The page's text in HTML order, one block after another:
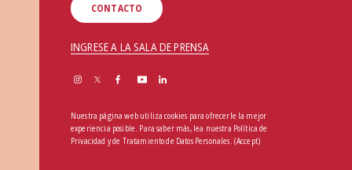
CONTACTO
INGRESE A LA SALA DE PRENSA
Nuestra página web utiliza cookies para ofrecerle la mejor
experiencia posible. Para saber más, lea nuestra Política de
Privacidad y de Tratamiento de Datos Personales (Accept)